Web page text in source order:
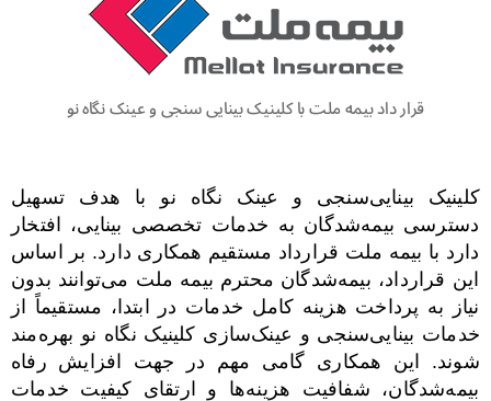
قرار داد بیمه ملت با کلینیک بینایی سنجی و عینک نگاه نو
کلینیک بینایی‌سنجی و عینک نگاه نو با هدف تسهیل
دسترسی بیمه‌شدگان به خدمات تخصصی بینایی، افتخار
دارد با بیمه ملت قرارداد مستقیم همکاری دارد. بر اساس
این قرارداد، بیمه‌شدگان محترم بیمه ملت می‌توانند بدون
نیاز به پرداخت هزینه کامل خدمات در ابتدا، مستقیماً از
خدمات بینایی‌سنجی و عینک‌سازی کلینیک نگاه نو بهره‌مند
شوند. این همکاری گامی مهم در جهت افزایش رفاه
بیمه‌شدگان، شفافیت هزینه‌ها و ارتقای کیفیت خدمات